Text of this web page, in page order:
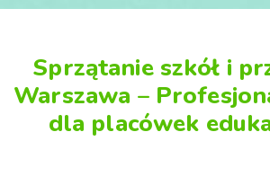
Sprzątanie szkół i
Warszawa –
dla placówek